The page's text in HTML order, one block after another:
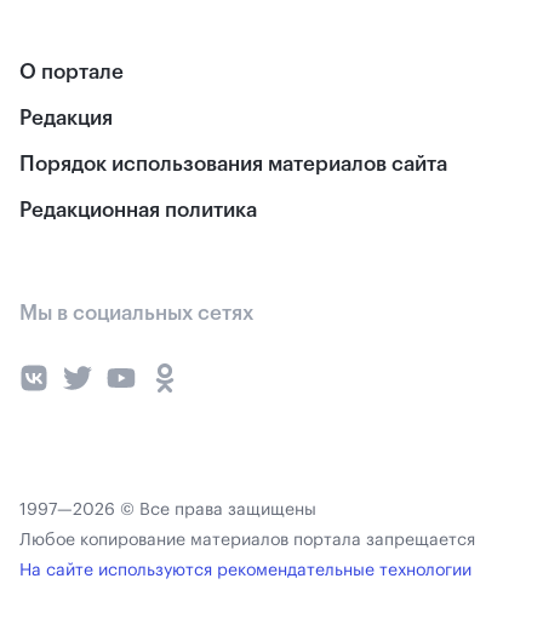
О портале
Редакция
Порядок использования материалов сайта
Редакционная политика
Мы в социальных сетях
1997—2026 © Все права защищены
Любое копирование материалов портала запрещается
На сайте используются рекомендательные технологии